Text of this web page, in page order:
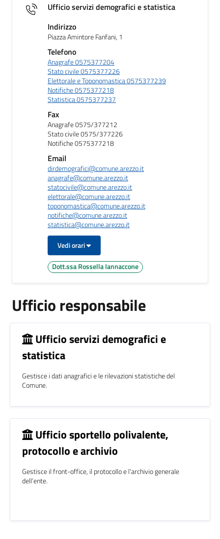
Ufficio servizi demografici e statistica
Indirizzo
Piazza Amintore Fanfani, 1
Telefono
Anagrafe 0575377204
Stato civile 0575377226
Elettorale e Toponomastica 0575377239
Notifiche 0575377218
Statistica 0575377237
Fax
Anagrafe 0575/377212
Stato civile 0575/377226
Notifiche 0575377218
Email
dirdemografici@comune.arezzo.it
anagrafe@comune.arezzo.it
statocivile@comune.arezzo.it
elettorale@comune.arezzo.it
toponomastica@comune.arezzo.it
notifiche@comune.arezzo.it
statistica@comune.arezzo.it
Vedi orari
Dott.ssa Rossella Iannaccone
Ufficio responsabile
Ufficio servizi demografici e
statistica
Gestisce i dati anagrafici e le rilevazioni statistiche del
Comune.
Ufficio sportello polivalente,
protocollo e archivio
Gestisce il front-office, il protocollo e l’archivio generale
dell’ente.